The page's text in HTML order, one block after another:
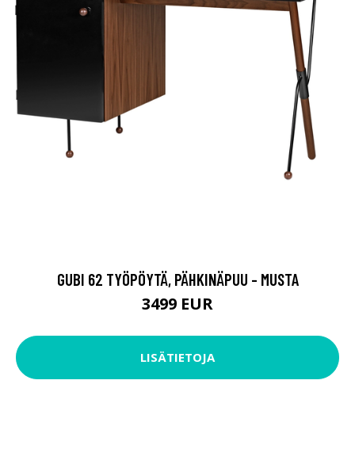
GUBI 62 TYÖPÖYTÄ, PÄHKINÄPUU - MUSTA
3499 EUR
LISÄTIETOJA